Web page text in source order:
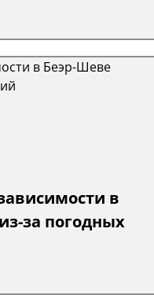
в
за погодных